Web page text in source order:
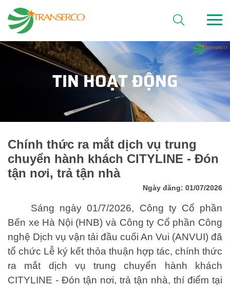
TIN HOẠT ĐỘNG
Chính thức ra mắt dịch vụ trung
chuyển hành khách CITYLINE - Đón
tận nơi, trả tận nhà
Ngày đăng: 01/07/2026
Sáng ngày 01/7/2026, Công ty Cổ phần
Bến xe Hà Nội (HNB) và Công ty Cổ phần Công
nghệ Dịch vụ vận tải đầu cuối An Vui (ANVUI) đã
tổ chức Lễ ký kết thỏa thuận hợp tác, chính thức
ra mắt dịch vụ trung chuyển hành khách
CITYLINE - Đón tận nơi, trả tận nhà, thí điểm tại